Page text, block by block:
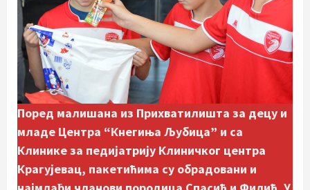
Поред малишана из Прихватилишта за децу и
младе Центра “Кнегиња Љубица” и са
Клинике за педијатрију Клиничког центра
Крагујевац, пакетићима су обрадовани и